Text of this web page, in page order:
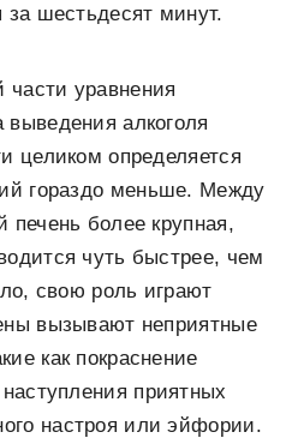
за шестьдесят минут.
части уравнения
алкоголя
целиком определяется
гораздо меньше. Между
более крупная,
чуть быстрее, чем
свою роль играют
вызывают неприятные
как покраснение
приятных
настроя или эйфории.